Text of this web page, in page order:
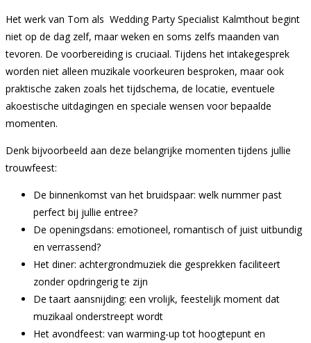
Het werk van Tom als Wedding Party Specialist Kalmthout begint
niet op de dag zelf, maar weken en soms zelfs maanden van
tevoren. De voorbereiding is cruciaal. Tijdens het intakegesprek
worden niet alleen muzikale voorkeuren besproken, maar ook
praktische zaken zoals het tijdschema, de locatie, eventuele
akoestische uitdagingen en speciale wensen voor bepaalde
momenten.
Denk bijvoorbeeld aan deze belangrijke momenten tijdens jullie
trouwfeest:
De binnenkomst van het bruidspaar: welk nummer past
perfect bij jullie entree?
De openingsdans: emotioneel, romantisch of juist uitbundig
en verrassend?
Het diner: achtergrondmuziek die gesprekken faciliteert
zonder opdringerig te zijn
De taart aansnijding: een vrolijk, feestelijk moment dat
muzikaal onderstreept wordt
Het avondfeest: van warming-up tot hoogtepunt en